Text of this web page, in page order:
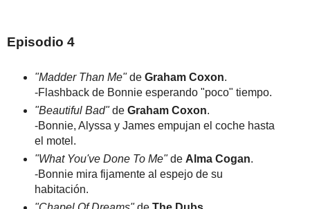
Episodio 4
"Madder Than Me"de Graham Coxon.
-Flashback de Bonnie esperando "poco" tiempo.
"Beautiful Bad"de Graham Coxon.
-Bonnie, Alyssa y James empujan el coche hasta
el motel.
"What You've Done To Me"de Alma Cogan.
-Bonnie mira fijamente al espejo de su
habitación.